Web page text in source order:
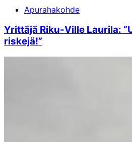
Apurahakohde
Yrittäjä Riku-Ville Laurila:
riskejä!”